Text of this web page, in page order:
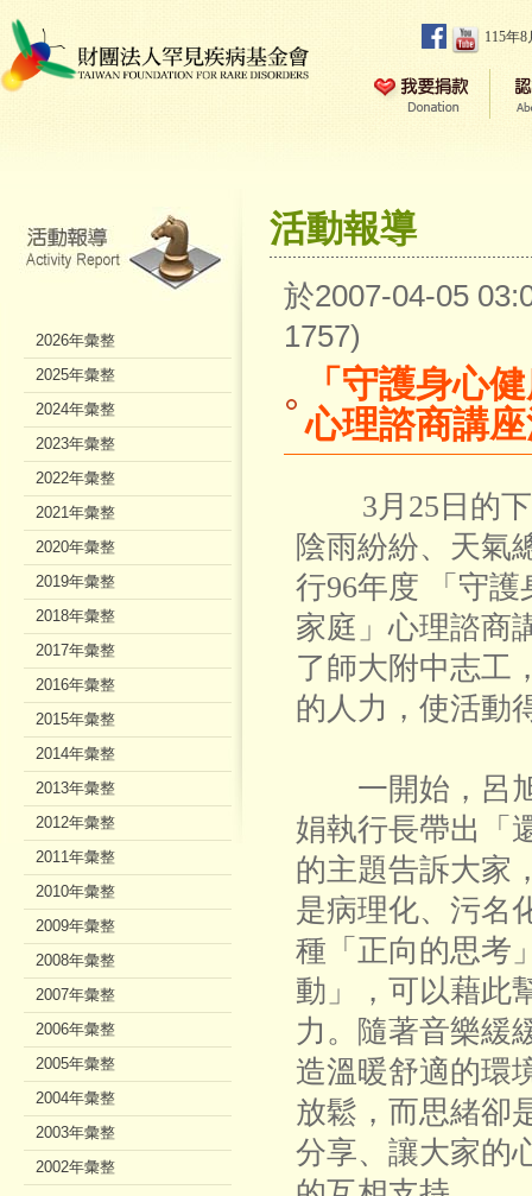
115年
活動報導
於2007-04-05
1757)
「守護身心
心理諮商講
3月25日的下
陰雨紛紛、天氣
行96年度 「守
家庭」心理諮商
了師大附中志工
的人力，使活動
一開始，呂旭
娟執行長帶出「
的主題告訴大家
是病理化、污名
種「正向的思考
動」，可以藉此
力。隨著音樂緩
造溫暖舒適的環
放鬆，而思緒卻
分享、讓大家的
2026年彙整
2025年彙整
2024年彙整
2023年彙整
2022年彙整
2021年彙整
2020年彙整
2019年彙整
2018年彙整
2017年彙整
2016年彙整
2015年彙整
2014年彙整
2013年彙整
2012年彙整
2011年彙整
2010年彙整
2009年彙整
2008年彙整
2007年彙整
2006年彙整
2005年彙整
2004年彙整
2003年彙整
2002年彙整